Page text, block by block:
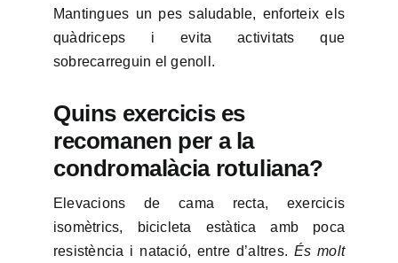
Mantingues un pes saludable, enforteix els
quàdriceps i evita activitats que
sobrecarreguin el genoll.
Quins exercicis es
recomanen per a la
condromalàcia rotuliana?
Elevacions de cama recta, exercicis
isomètrics, bicicleta estàtica amb poca
resistència i natació, entre d’altres. És molt